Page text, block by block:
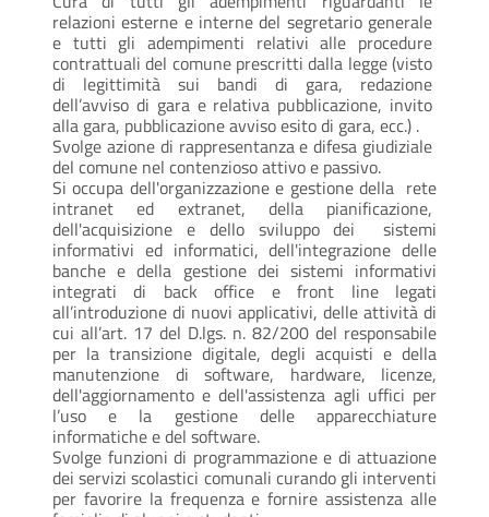
relazioni esterne e interne del segretario generale
e tutti gli adempimenti relativi alle procedure
contrattuali del comune prescritti dalla legge (visto
di legittimità sui bandi di gara, redazione
dell’avviso di gara e relativa pubblicazione, invito
alla gara, pubblicazione avviso esito di gara, ecc.) .
Svolge azione di rappresentanza e difesa giudiziale
del comune nel contenzioso attivo e passivo.
Si occupa dell'organizzazione e gestione della rete
intranet ed extranet, della pianificazione,
dell'acquisizione e dello sviluppo dei sistemi
informativi ed informatici, dell'integrazione delle
banche e della gestione dei sistemi informativi
integrati di back office e front line legati
all’introduzione di nuovi applicativi, delle attività di
cui all’art. 17 del D.lgs. n. 82/200 del responsabile
per la transizione digitale, degli acquisti e della
manutenzione di software, hardware, licenze,
dell'aggiornamento e dell'assistenza agli uffici per
l’uso e la gestione delle apparecchiature
informatiche e del software.
Svolge funzioni di programmazione e di attuazione
dei servizi scolastici comunali curando gli interventi
per favorire la frequenza e fornire assistenza alle